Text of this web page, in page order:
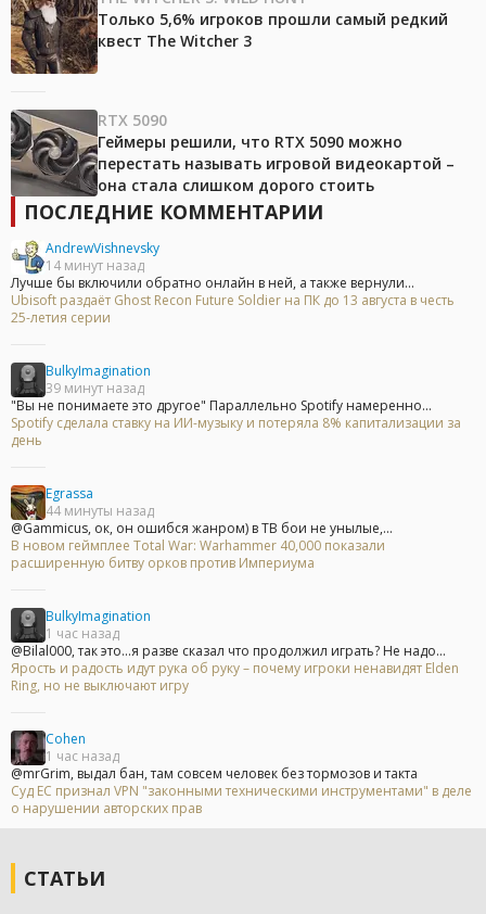
Только 5,6% игроков прошли самый редкий
квест The Witcher 3
RTX 5090
Геймеры решили, что RTX 5090 можно
перестать называть игровой видеокартой –
она стала слишком дорого стоить
ПОСЛЕДНИЕ КОММЕНТАРИИ
AndrewVishnevsky
14 минут назад
Лучше бы включили обратно онлайн в ней, а также вернули...
Ubisoft раздаёт Ghost Recon Future Soldier на ПК до 13 августа в честь
25-летия серии
BulkyImagination
39 минут назад
"Вы не понимаете это другое" Параллельно Spotify намеренно...
Spotify сделала ставку на ИИ-музыку и потеряла 8% капитализации за
день
Egrassa
44 минуты назад
@Gammicus, ок, он ошибся жанром) в ТВ бои не унылые,...
В новом геймплее Total War: Warhammer 40,000 показали
расширенную битву орков против Империума
BulkyImagination
1 час назад
@Bilal000, так это...я разве сказал что продолжил играть? Не надо...
Ярость и радость идут рука об руку – почему игроки ненавидят Elden
Ring, но не выключают игру
Cohen
1 час назад
@mrGrim, выдал бан, там совсем человек без тормозов и такта
Суд ЕС признал VPN "законными техническими инструментами" в деле
о нарушении авторских прав
СТАТЬИ